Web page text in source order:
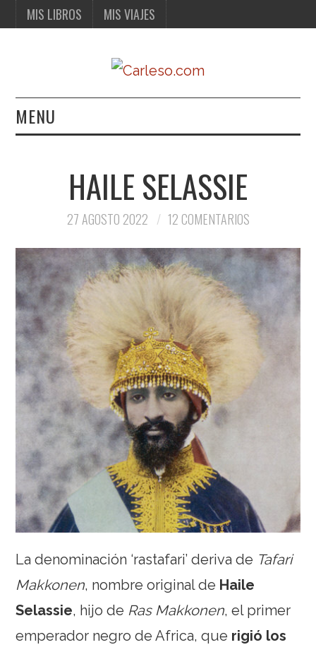
MIS LIBROS MIS VIAJES
MENU
MIS VIAJESHAILE SELASSIE
27 AGOSTO 2022 12 COMENTARIOS
La denominación ‘rastafari’ deriva de Tafari
Makkonen, nombre original de Haile
Selassie, hijo de Ras Makkonen, el primer
emperador negro de Africa, que rigió los